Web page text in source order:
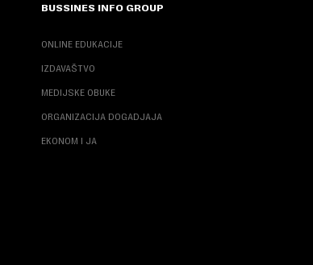
BUSSINES INFO GROUP
ONLINE EDUKACIJE
IZDAVAŠTVO
MEDIJSKE OBUKE
ORGANIZACIJA DOGADJAJA
EKONOM I JA